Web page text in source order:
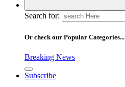
Search for:
Or check our Popular Categories...
Breaking News
Subscribe